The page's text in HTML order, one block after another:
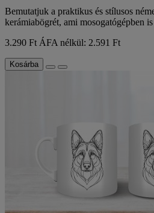
Bemutatjuk a praktikus és stílusos
kerámiabögrét, ami mosogatógépben
3.290 Ft ÁFA nélkül: 2.591 Ft
Kosárba